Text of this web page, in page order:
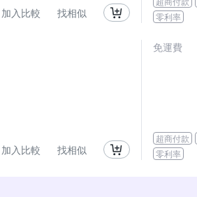
加入比較 找相似
零利率
加入比較 找相似
免運費
超商付款
零利率